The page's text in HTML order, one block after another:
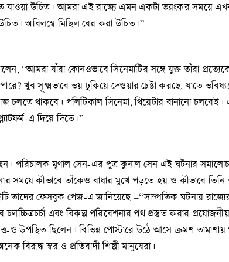
উচিত। আমরা এই রাজ্যে এমন একটা ভয়ংকর সময়ে এখন
অবিলম্বে মিছিল বের করা উচিত।”
যাঁরা কোনওভাবে সিনেমাটির সঙ্গে যুক্ত তাঁরা
খুব সূক্ষ্মভাবে ভয় ঢুকিয়ে দেওয়ার চেষ্টা করছে, যাতে
থাকবে। পলিটিকাল সিনেমা, থিয়েটার বানানো চলবেই।
এ দিয়ে দিতে।”
পরিচালক মৃণাল সেন-এর পুত্র কুনাল সেন এই ঘটনার
সময়ে কীভাবে তাঁকেও বাধার মুখে পড়তে হয় ও কীভাবে তিনি
তাদের ফেসবুক পেজ-এ জানিয়েছে –“সাম্প্রতিক ঘটনায়
চলচ্চিত্রচর্চা এবং বিকল্প পরিবেশনার পথ প্রস্তুত করার
উপস্থিত ছিলেন। বিভিন্ন পোস্টারে উঠে আসে ক্রমশ তামাশায়
বিরূদ্ধ স্বর ও প্রতিবাদী শিল্পী মানুষেরা।